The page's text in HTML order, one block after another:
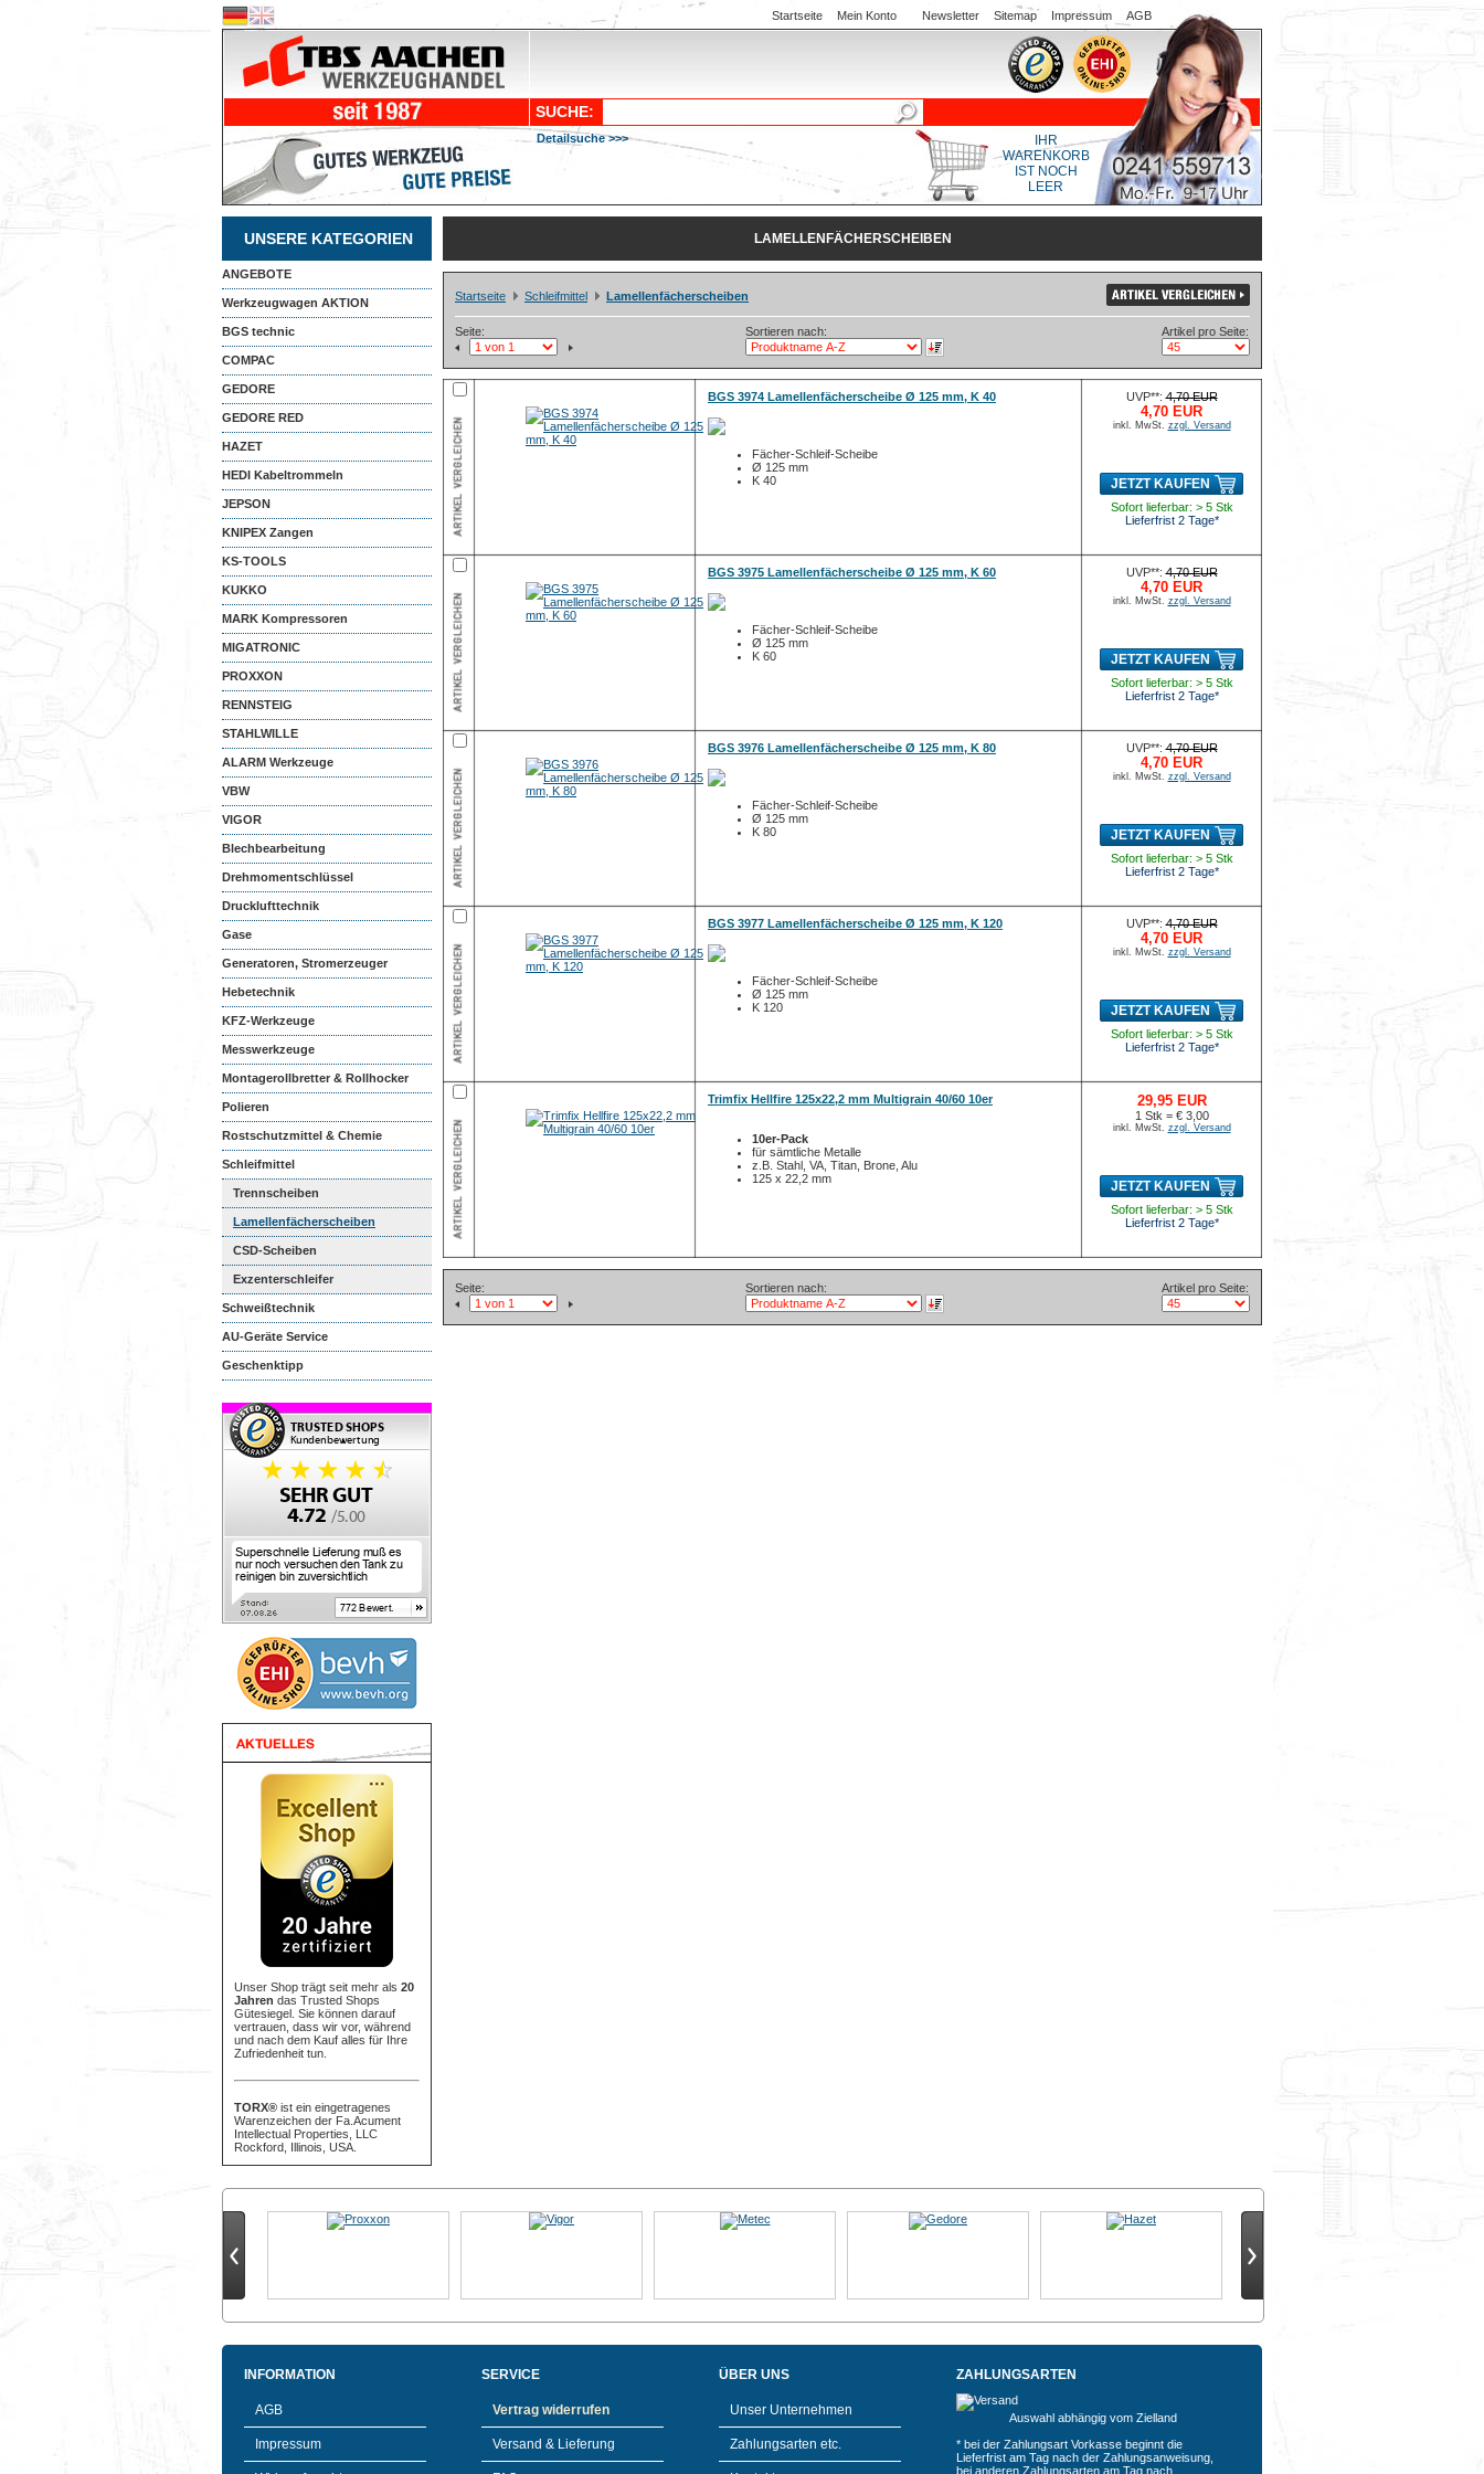
Startseite Mein Konto Newsletter Sitemap Impressum AGB
SUCHE:
Detailsuche >>>
IHR
WARENKORB
IST NOCH
LEER
UNSERE KATEGORIEN
ANGEBOTE
Werkzeugwagen AKTION
BGS technic
COMPAC
GEDORE
GEDORE RED
HAZET
HEDI Kabeltrommeln
JEPSON
KNIPEX Zangen
KS-TOOLS
KUKKO
MARK Kompressoren
MIGATRONIC
PROXXON
RENNSTEIG
STAHLWILLE
ALARM Werkzeuge
VBW
VIGOR
Blechbearbeitung
Drehmomentschlüssel
Drucklufttechnik
Gase
Generatoren, Stromerzeuger
Hebetechnik
KFZ-Werkzeuge
Messwerkzeuge
Montagerollbretter & Rollhocker
Polieren
Rostschutzmittel & Chemie
Schleifmittel
Trennscheiben
Lamellenfächerscheiben
CSD-Scheiben
Exzenterschleifer
Schweißtechnik
AU-Geräte Service
Geschenktipp
Unser Shop trägt seit mehr als 20
Jahren das Trusted Shops
Gütesiegel. Sie können darauf
vertrauen, dass wir vor, während
und nach dem Kauf alles für Ihre
Zufriedenheit tun.
TORX® ist ein eingetragenes
Warenzeichen der Fa.Acument
Intellectual Properties, LLC
Rockford, Illinois, USA.
LAMELLENFÄCHERSCHEIBEN
Startseite Schleifmittel Lamellenfächerscheiben
Seite: Sortieren nach: Artikel pro Seite:
BGS 3974 Lamellenfächerscheibe Ø 125 mm, K 40
Fächer-Schleif-Scheibe
Ø 125 mm
K 40
UVP**:4,70 EUR
4,70 EUR
inkl. MwSt. zzgl. Versand
JETZT KAUFEN
Sofort lieferbar: > 5 Stk
Lieferfrist 2 Tage*
BGS 3975 Lamellenfächerscheibe Ø 125 mm, K 60
Fächer-Schleif-Scheibe
Ø 125 mm
K 60
UVP**:4,70 EUR
4,70 EUR
inkl. MwSt. zzgl. Versand
JETZT KAUFEN
Sofort lieferbar: > 5 Stk
Lieferfrist 2 Tage*
BGS 3976 Lamellenfächerscheibe Ø 125 mm, K 80
Fächer-Schleif-Scheibe
Ø 125 mm
K 80
UVP**:4,70 EUR
4,70 EUR
inkl. MwSt. zzgl. Versand
JETZT KAUFEN
Sofort lieferbar: > 5 Stk
Lieferfrist 2 Tage*
BGS 3977 Lamellenfächerscheibe Ø 125 mm, K 120
Fächer-Schleif-Scheibe
Ø 125 mm
K 120
UVP**:4,70 EUR
4,70 EUR
inkl. MwSt. zzgl. Versand
JETZT KAUFEN
Sofort lieferbar: > 5 Stk
Lieferfrist 2 Tage*
Trimfix Hellfire 125x22,2 mm Multigrain 40/60 10er
10er-Pack
für sämtliche Metalle
z.B. Stahl, VA, Titan, Brone, Alu
125 x 22,2 mm
29,95 EUR
1 Stk = € 3,00
inkl. MwSt. zzgl. Versand
JETZT KAUFEN
Sofort lieferbar: > 5 Stk
Lieferfrist 2 Tage*
Seite: Sortieren nach: Artikel pro Seite:
INFORMATION
AGB
Impressum
SERVICE
Vertrag widerrufen
Versand & Lieferung
ÜBER UNS
Unser Unternehmen
Zahlungsarten etc.
ZAHLUNGSARTEN
Auswahl abhängig vom Zielland
* bei der Zahlungsart Vorkasse beginnt die
Lieferfrist am Tag nach der Zahlungsanweisung,
bei anderen Zahlungsarten am Tag nach